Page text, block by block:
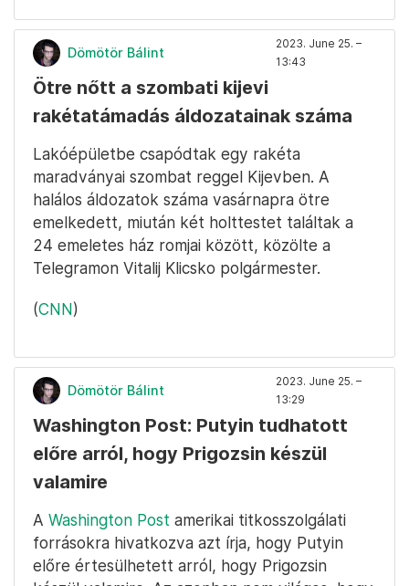
Dömötör Bálint
2023. June 25. –
13:43
Ötre nőtt a szombati kijevi
rakétatámadás áldozatainak száma
Lakóépületbe csapódtak egy rakéta
maradványai szombat reggel Kijevben. A
halálos áldozatok száma vasárnapra ötre
emelkedett, miután két holttestet találtak a
24 emeletes ház romjai között, közölte a
Telegramon Vitalij Klicsko polgármester.
(CNN)
Dömötör Bálint
2023. June 25. –
13:29
Washington Post: Putyin tudhatott
előre arról, hogy Prigozsin készül
valamire
A Washington Post amerikai titkosszolgálati
forrásokra hivatkozva azt írja, hogy Putyin
előre értesülhetett arról, hogy Prigozsin